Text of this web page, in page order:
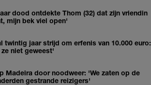
dood ontdekte Thom (32) dat zijn vriendin
mijn bek viel open'
twintig jaar strijd om erfenis van 10.000 euro:
niet geweest'
Madeira door noodweer: 'We zaten op de
gestrande reizigers'